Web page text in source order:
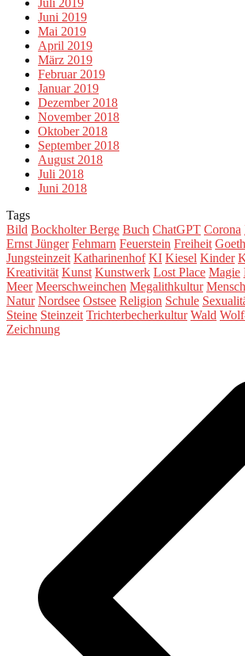
Juni 2019
Mai 2019
April 2019
März 2019
Februar 2019
Januar 2019
Dezember 2018
November 2018
Oktober 2018
September 2018
August 2018
Juli 2018
Juni 2018
Tags
Bild Bockholter Berge Buch ChatGPT Corona
Ernst Jünger Fehmarn Feuerstein Freiheit
Jungsteinzeit Katharinenhof KI Kiesel Kinder
Kreativität Kunst Kunstwerk Lost Place Magie
Meer Meerschweinchen Megalithkultur Mensch
Natur Nordsee Ostsee Religion Schule
Steine Steinzeit Trichterbecherkultur Wald
Zeichnung